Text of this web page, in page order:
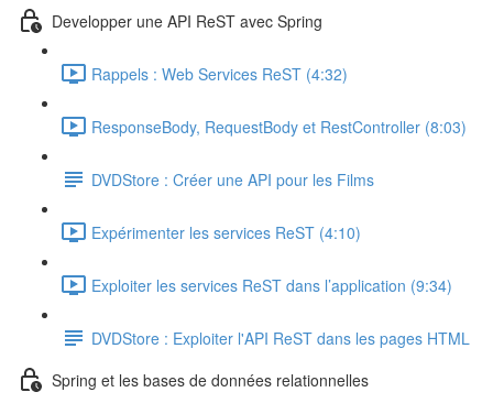
Developper une API ReST avec Spring
Rappels : Web Services ReST (4:32)
ResponseBody, RequestBody et RestController (8:03)
DVDStore : Créer une API pour les Films
Expérimenter les services ReST (4:10)
Exploiter les services ReST dans l’application (9:34)
DVDStore : Exploiter l'API ReST dans les pages HTML
Spring et les bases de données relationnelles